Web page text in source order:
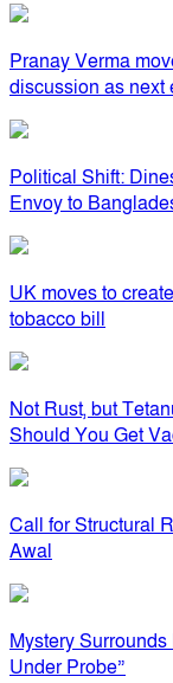
Pranay Verma
discussion as next
Political Shift:
Envoy to
UK moves to
tobacco bill
Not Rust, but
Should You Get
Call for Structural
Awal
Mystery
Under Probe”